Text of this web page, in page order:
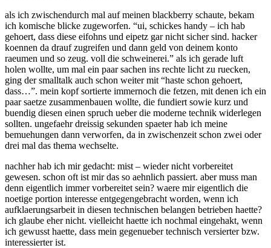
als ich zwischendurch mal auf meinen blackberry schaute, bekam
ich komische blicke zugeworfen. “ui, schickes handy – ich hab
gehoert, dass diese eifohns und eipetz gar nicht sicher sind. hacker
koennen da drauf zugreifen und dann geld von deinem konto
raeumen und so zeug. voll die schweinerei.” als ich gerade luft
holen wollte, um mal ein paar sachen ins rechte licht zu ruecken,
ging der smalltalk auch schon weiter mit “haste schon gehoert,
dass…”. mein kopf sortierte immernoch die fetzen, mit denen ich ein
paar saetze zusammenbauen wollte, die fundiert sowie kurz und
buendig diesen einen spruch ueber die moderne technik widerlegen
sollten. ungefaehr dreissig sekunden spaeter hab ich meine
bemuehungen dann verworfen, da in zwischenzeit schon zwei oder
drei mal das thema wechselte.
nachher hab ich mir gedacht: mist – wieder nicht vorbereitet
gewesen. schon oft ist mir das so aehnlich passiert. aber muss man
denn eigentlich immer vorbereitet sein? waere mir eigentlich die
noetige portion interesse entgegengebracht worden, wenn ich
aufklaerungsarbeit in diesen technischen belangen betrieben haette?
ich glaube eher nicht. vielleicht haette ich nochmal eingehakt, wenn
ich gewusst haette, dass mein gegenueber technisch versierter bzw.
interessierter ist.